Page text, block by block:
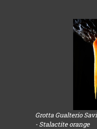
Grotta Gualterio
- Stalactite orange